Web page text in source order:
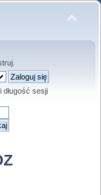
.
sesji